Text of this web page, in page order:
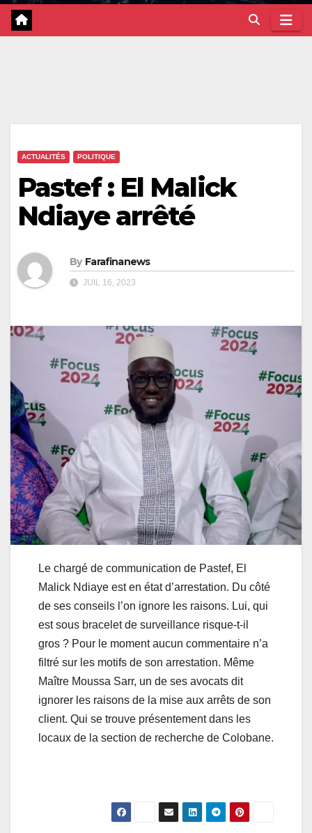
ACTUALITÉS POLITIQUE
Pastef : El Malick
Ndiaye arrêté
By Farafinanews
JUIL 16, 2023
Le chargé de communication de Pastef, El
Malick Ndiaye est en état d’arrestation. Du côté
de ses conseils l’on ignore les raisons. Lui, qui
est sous bracelet de surveillance risque-t-il
gros ? Pour le moment aucun commentaire n’a
filtré sur les motifs de son arrestation. Même
Maître Moussa Sarr, un de ses avocats dit
ignorer les raisons de la mise aux arrêts de son
client. Qui se trouve présentement dans les
locaux de la section de recherche de Colobane.